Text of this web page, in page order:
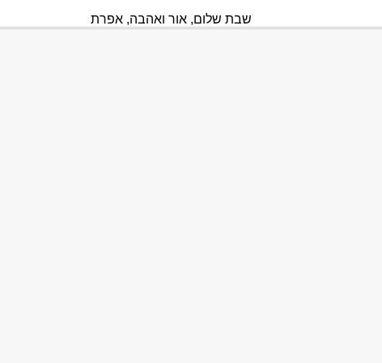
שבת שלום, אור ואהבה, אפרת